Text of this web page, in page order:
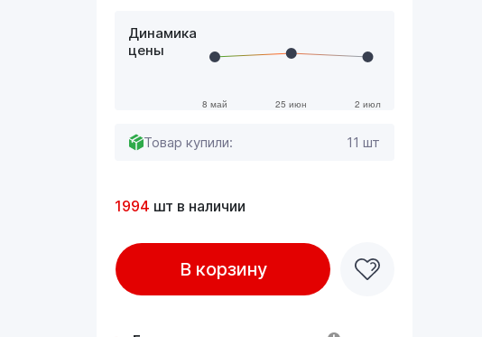
Динамика
цены
Товар купили: 11 шт
1994 шт в наличии
В корзину